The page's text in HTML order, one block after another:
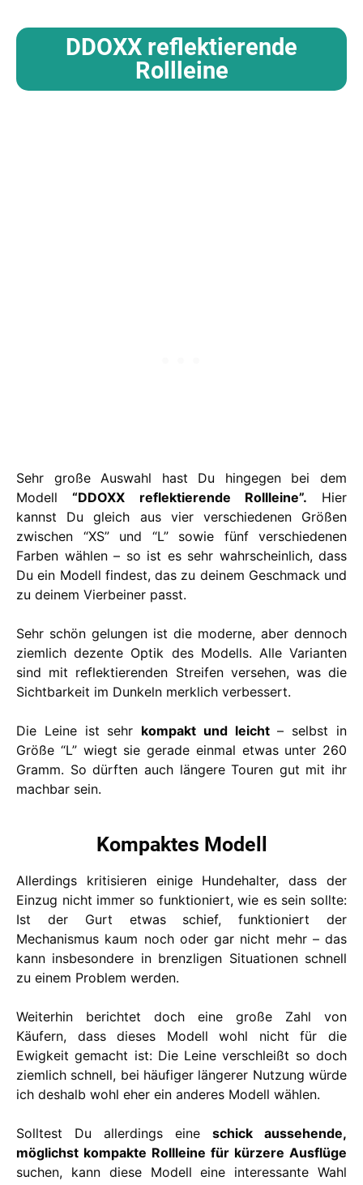
DDOXX reflektierende
Rollleine
Sehr große Auswahl hast Du hingegen bei dem
Modell“DDOXX reflektierende Rollleine”. Hier
kannst Du gleich aus vier verschiedenen Größen
zwischen “XS” und “L” sowie fünf verschiedenen
Farben wählen – so ist es sehr wahrscheinlich, dass
Du ein Modell findest, das zu deinem Geschmack und
zu deinem Vierbeiner passt.
Sehr schön gelungen ist die moderne, aber dennoch
ziemlich dezente Optik des Modells. Alle Varianten
sind mit reflektierenden Streifen versehen, was die
Sichtbarkeit im Dunkeln merklich verbessert.
Die Leine ist sehr kompakt und leicht– selbst in
Größe “L” wiegt sie gerade einmal etwas unter 260
Gramm. So dürften auch längere Touren gut mit ihr
machbar sein.
Kompaktes Modell
Allerdings kritisieren einige Hundehalter, dass der
Einzug nicht immer so funktioniert, wie es sein sollte:
Ist der Gurt etwas schief, funktioniert der
Mechanismus kaum noch oder gar nicht mehr – das
kann insbesondere in brenzligen Situationen schnell
zu einem Problem werden.
Weiterhin berichtet doch eine große Zahl von
Käufern, dass dieses Modell wohl nicht für die
Ewigkeit gemacht ist: Die Leine verschleißt so doch
ziemlich schnell, bei häufiger längerer Nutzung würde
ich deshalb wohl eher ein anderes Modell wählen.
Solltest Du allerdings eine schick aussehende,
möglichst kompakte Rollleine für kürzere Ausflüge
suchen, kann diese Modell eine interessante Wahl